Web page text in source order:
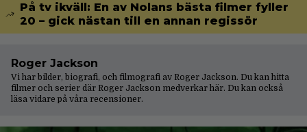
På tv ikväll: En av Nolans bästa filmer fyller
20 – gick nästan till en annan regissör
Roger Jackson
Vi har bilder, biografi, och filmografi av Roger Jackson. Du kan hitta
filmer och serier där Roger Jackson medverkar här. Du kan också
läsa vidare på våra recensioner.